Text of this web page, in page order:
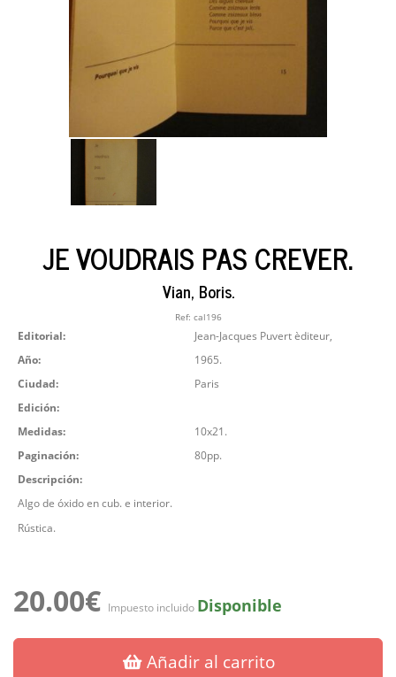
JE VOUDRAIS PAS CREVER.
Vian, Boris.
Ref: cal196
Editorial:
Jean-Jacques Puvert èditeur,
Año:
1965.
Ciudad:
Paris
Edición:
Medidas:
10x21.
Paginación:
80pp.
Descripción:
Algo de óxido en cub. e interior.
Rústica.
20.00€ Impuesto incluido Disponible
Añadir al carrito